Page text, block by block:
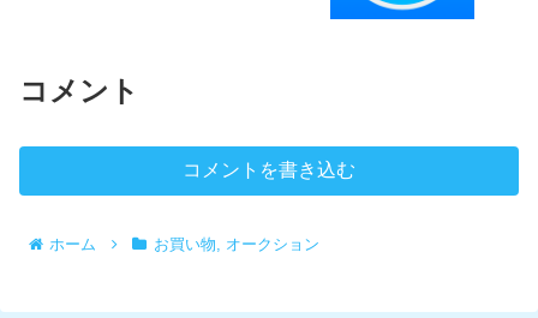
コメント
コメントを書き込む
ホーム お買い物, オークション